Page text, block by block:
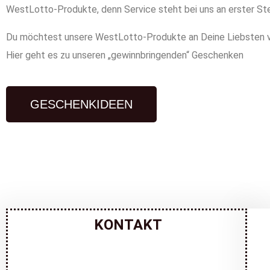
WestLotto-Produkte, denn Service steht bei uns an erster
Du möchtest unsere WestLotto-Produkte an Deine Liebsten
Hier geht es zu unseren „gewinnbringenden“ Geschenken
GESCHENKIDEEN
KONTAKT